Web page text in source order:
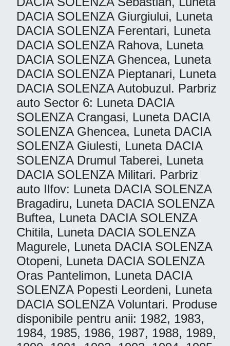
DACIA SOLENZA Giurgiului, Luneta
DACIA SOLENZA Ferentari, Luneta
DACIA SOLENZA Rahova, Luneta
DACIA SOLENZA Ghencea, Luneta
DACIA SOLENZA Pieptanari, Luneta
DACIA SOLENZA Autobuzul. Parbriz
auto Sector 6: Luneta DACIA
SOLENZA Crangasi, Luneta DACIA
SOLENZA Ghencea, Luneta DACIA
SOLENZA Giulesti, Luneta DACIA
SOLENZA Drumul Taberei, Luneta
DACIA SOLENZA Militari. Parbriz
auto Ilfov: Luneta DACIA SOLENZA
Bragadiru, Luneta DACIA SOLENZA
Buftea, Luneta DACIA SOLENZA
Chitila, Luneta DACIA SOLENZA
Magurele, Luneta DACIA SOLENZA
Otopeni, Luneta DACIA SOLENZA
Oras Pantelimon, Luneta DACIA
SOLENZA Popesti Leordeni, Luneta
DACIA SOLENZA Voluntari. Produse
disponibile pentru anii: 1982, 1983,
1984, 1985, 1986, 1987, 1988, 1989,